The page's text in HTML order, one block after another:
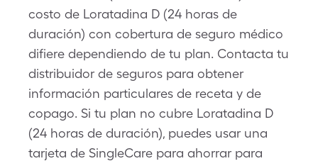
costo de Loratadina D (24 horas de
duración) con cobertura de seguro médico
difiere dependiendo de tu plan. Contacta tu
distribuidor de seguros para obtener
información particulares de receta y de
copago. Si tu plan no cubre Loratadina D
(24 horas de duración), puedes usar una
tarjeta de SingleCare para ahorrar para